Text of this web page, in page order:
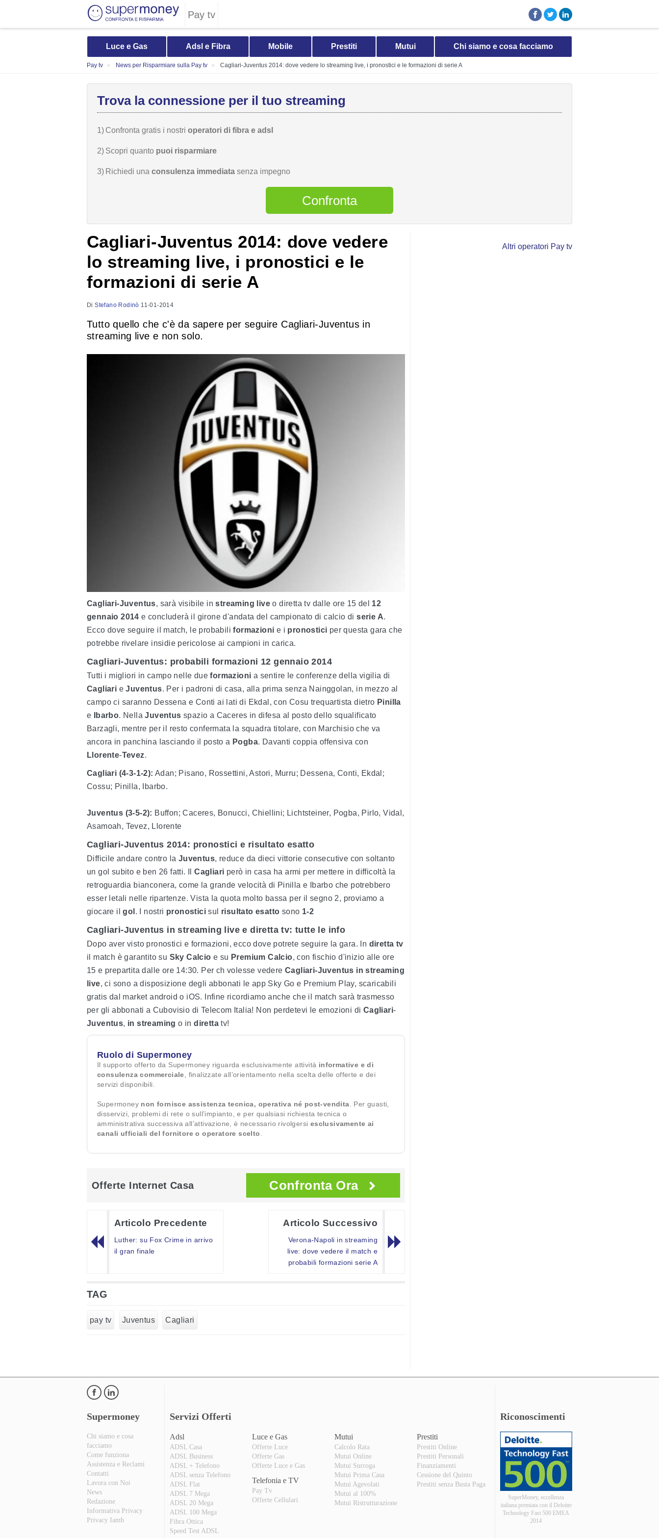
Pay tv
Luce e Gas Adsl e Fibra Mobile Prestiti Mutui Chi siamo e cosa facciamo
Pay tv News per Risparmiare sulla Pay tv Cagliari-Juventus 2014: dove vedere lo streaming live, i pronostici e le formazioni di serie A
Trova la connessione per il tuo streaming
1) Confronta gratis i nostri operatori di fibra e adsl
2) Scopri quanto puoi risparmiare
3) Richiedi una consulenza immediata senza impegno
Confronta
Cagliari-Juventus 2014: dove vedere
lo streaming live, i pronostici e le
formazioni di serie A
DiStefano Rodinò 11-01-2014
Tutto quello che c'è da sapere per seguire Cagliari-Juventus in
streaming live e non solo.
Cagliari-Juventus, sarà visibile instreaming live o diretta tv dalle ore 15 del 12
gennaio 2014 e concluderà il girone d'andata del campionato di calcio diserie A.
Ecco dove seguire il match, le probabiliformazioni e i pronostici per questa gara che
potrebbe rivelare insidie pericolose ai campioni in carica.
Cagliari-Juventus: probabili formazioni 12 gennaio 2014
Tutti i migliori in campo nelle dueformazioni a sentire le conferenze della vigilia di
Cagliari eJuventus. Per i padroni di casa, alla prima senza Nainggolan, in mezzo al
campo ci saranno Dessena e Conti ai lati di Ekdal, con Cosu trequartista dietro Pinilla
e
Ibarbo. NellaJuventus spazio a Caceres in difesa al posto dello squalificato
Barzagli, mentre per il resto confermata la squadra titolare, con Marchisio che va
ancora in panchina lasciando il posto a Pogba. Davanti coppia offensiva con
Llorente-Tevez.
Cagliari (4-3-1-2): Adan; Pisano, Rossettini, Astori, Murru; Dessena, Conti, Ekdal;
Cossu; Pinilla, Ibarbo.
Juventus (3-5-2): Buffon; Caceres, Bonucci, Chiellini; Lichtsteiner, Pogba, Pirlo, Vidal,
Asamoah, Tevez, Llorente
Cagliari-Juventus 2014: pronostici e risultato esatto
Difficile andare contro la Juventus, reduce da dieci vittorie consecutive con soltanto
un gol subito e ben 26 fatti. IlCagliari però in casa ha armi per mettere in difficoltà la
retroguardia bianconera, come la grande velocità di Pinilla e Ibarbo che potrebbero
esser letali nelle ripartenze. Vista la quota molto bassa per il segno 2, proviamo a
giocare ilgol . I nostri pronostici sul risultato esatto sono 1-2
Cagliari-Juventus in streaming live e diretta tv: tutte le info
Dopo aver visto pronostici e formazioni, ecco dove potrete seguire la gara. In diretta tv
il match è garantito su Sky Calcio e su Premium Calcio, con fischio d'inizio alle ore
15 e prepartita dalle ore 14:30. Per ch volesse vedere Cagliari-Juventus in streaming
live, ci sono a disposizione degli abbonati le app Sky Go e Premium Play, scaricabili
gratis dal market android o iOS. Infine ricordiamo anche che il match sarà trasmesso
per gli abbonati a Cubovisio di Telecom Italia! Non perdetevi le emozioni di Cagliari-
Juventus, in streaming o indiretta tv!
Ruolo di Supermoney
Il supporto offerto da Supermoney riguarda esclusivamente attività informative e di
consulenza commerciale, finalizzate all’orientamento nella scelta delle offerte e dei
servizi disponibili.
Supermoney non fornisce assistenza tecnica, operativa né post-vendita. Per guasti,
disservizi, problemi di rete o sull’impianto, e per qualsiasi richiesta tecnica o
amministrativa successiva all’attivazione, è necessario rivolgersi esclusivamente ai
canali ufficiali del fornitore o operatore scelto.
Offerte Internet Casa Confronta Ora
Articolo Precedente
Luther: su Fox Crime in arrivo
il gran finale
Articolo Successivo
Verona-Napoli in streaming
live: dove vedere il match e
probabili formazioni serie A
TAG
pay tv Juventus Cagliari
Altri operatori Pay tv
Supermoney
Chi siamo e cosa
facciamo
Come funziona
Assistenza e Reclami
Contatti
Lavora con Noi
News
Redazione
Informativa Privacy
Privacy Iamb
Servizi Offerti
Adsl
ADSL Casa
ADSL Business
ADSL + Telefono
ADSL senza Telefono
ADSL Flat
ADSL 7 Mega
ADSL 20 Mega
ADSL 100 Mega
Fibra Ottica
Speed Test ADSL
Luce e Gas
Offerte Luce
Offerte Gas
Offerte Luce e Gas
Telefonia e TV
Pay Tv
Offerte Cellulari
Mutui
Calcolo Rata
Mutui Online
Mutui Surroga
Mutui Prima Casa
Mutui Agevolati
Mutui al 100%
Mutui Ristrutturazione
Prestiti
Prestiti Online
Prestiti Personali
Finanziamenti
Cessione del Quinto
Prestiti senza Busta Paga
Riconoscimenti
SuperMoney, eccellenza
italiana premiata con il Deloitte
Technology Fast 500 EMEA
2014